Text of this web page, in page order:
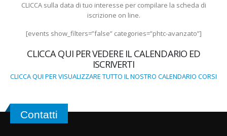
CLICCA sulla data di tuo interesse per compilare la scheda di
iscrizione on line.
[events show_filters=”false” categories=”phtc-avanzato”]
CLICCA QUI PER VEDERE IL CALENDARIO ED
ISCRIVERTI
CLICCA QUI PER VISUALIZZARE TUTTO IL NOSTRO CALENDARIO CORSI
Contatti